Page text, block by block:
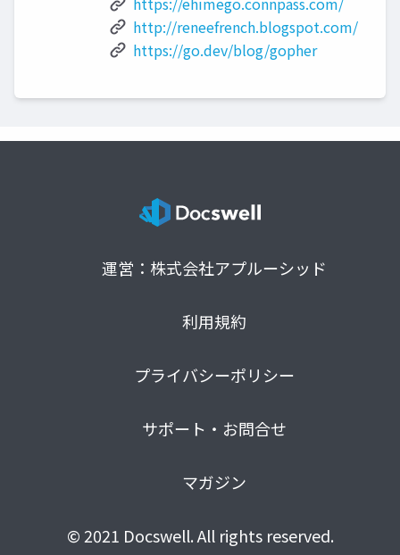
http://reneefrench.blogspot.com/
https://go.dev/blog/gopher
運営：株式会社アプルーシッド
利用規約
プライバシーポリシー
サポート・お問合せ
マガジン
© 2021 Docswell. All rights reserved.